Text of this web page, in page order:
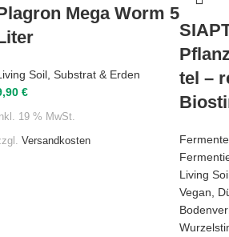
Mega Worm 5
Soil Substrat & Erden
€
19 % MwSt.
Versandkosten
tel –
Living
Vegan